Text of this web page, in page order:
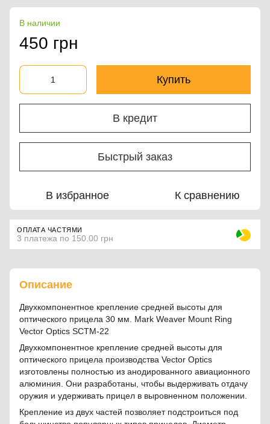
В наличии
450 грн
Купить
В кредит
Быстрый заказ
В избранное К сравнению
ОПЛАТА ЧАСТЯМИ
3 платежа по 150.00 грн
Описание
Двухкомпонентное крепление средней высоты для
оптического прицела 30 мм. Mark Weaver Mount Ring
Vector Optics SCTM-22
Двухкомпонентное крепление средней высоты для
оптического прицела производства Vector Optics
изготовлены полностью из анодированного авиационного
алюминия. Они разработаны, чтобы выдерживать отдачу
оружия и удерживать прицел в выровненном положении.
Крепление из двух частей позволяет подстроиться под